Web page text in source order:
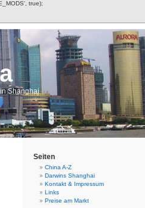
true);
Shanghai
Seiten
China A-Z
Darwins Shanghai
Kontakt & Impressum
Links
Preise am Markt